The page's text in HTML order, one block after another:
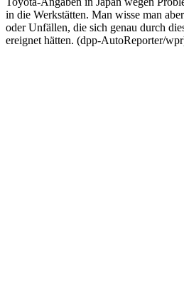
in die Werkstätten. Man wisse man
oder Unfällen, die sich genau durch
ereignet hätten. (dpp-AutoReporter/